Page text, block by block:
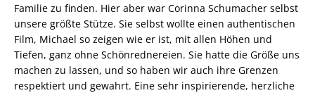
Familie zu finden. Hier aber war Corinna Schumacher selbst
unsere größte Stütze. Sie selbst wollte einen authentischen
Film, Michael so zeigen wie er ist, mit allen Höhen und
Tiefen, ganz ohne Schönrednereien. Sie hatte die Größe uns
machen zu lassen, und so haben wir auch ihre Grenzen
respektiert und gewahrt. Eine sehr inspirierende, herzliche